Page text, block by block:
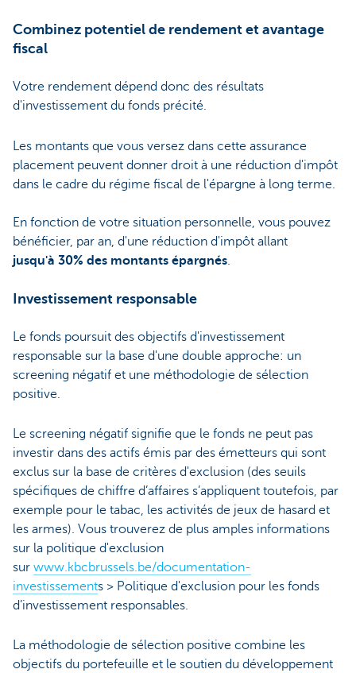
Combinez potentiel de rendement et avantage
fiscal
Votre rendement dépend donc des résultats
d'investissement du fonds précité.
Les montants que vous versez dans cette assurance
placement peuvent donner droit à une réduction d'impôt
dans le cadre du régime fiscal de l'épargne à long terme.
En fonction de votre situation personnelle, vous pouvez
bénéficier, par an, d'une réduction d'impôt allant
jusqu'à 30% des montants épargnés
Investissement responsable
Le fonds poursuit des objectifs d'investissement
responsable sur la base d'une double approche: un
screening négatif et une méthodologie de sélection
positive.
Le screening négatif signifie que le fonds ne peut pas
investir dans des actifs émis par des émetteurs qui sont
exclus sur la base de critères d'exclusion (des seuils
spécifiques de chiffre d’affaires s’appliquent toutefois, par
exemple pour le tabac, les activités de jeux de hasard et
les armes). Vous trouverez de plus amples informations
sur la politique d'exclusion
sur www.kbcbrussels.be/documentation-
investissements > Politique d'exclusion pour les fonds
d’investissement responsables.
La méthodologie de sélection positive combine les
objectifs du portefeuille et le soutien du développement